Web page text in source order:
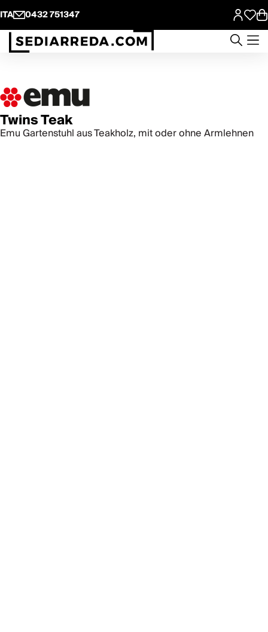
ITA 0432 751347
Twins Teak
Emu Gartenstuhl aus Teakholz, mit oder ohne Armlehnen